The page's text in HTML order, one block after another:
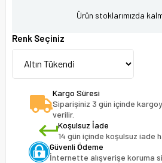
Ürün stoklarımızda
Renk Seçiniz
Kargo Süresi
Siparişiniz 3 gün içinde
verilir.
Koşulsuz İade
14 gün içinde koşulsuz iade
Güvenli Ödeme
İnternette alışverişe koruma